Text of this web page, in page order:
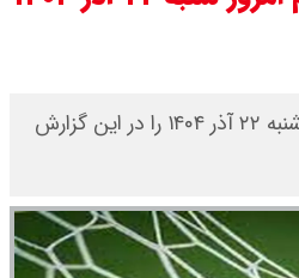
برنامه مسابقات مهم امروز شنبه ۲۲ آذر ۱۴۰۴ را در این گزارش